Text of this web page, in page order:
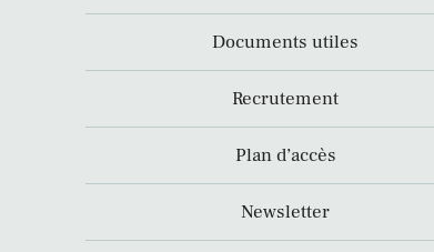
Documents utiles
Recrutement
Plan d’accès
Newsletter